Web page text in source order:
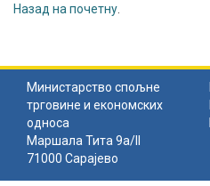
Назад на почетну
Министарство спољне
трговине и економских
односа
Маршала Тита 9а/II
71000 Сарајево